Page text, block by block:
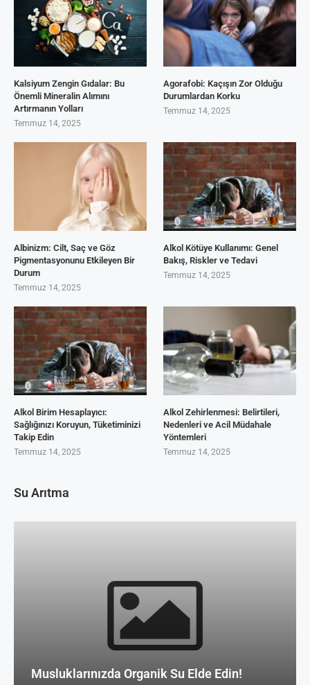
Kalsiyum Zengin Gıdalar: Bu
Önemli Mineralin Alımını
Artırmanın Yolları
Temmuz 14, 2025
Agorafobi: Kaçışın Zor Olduğu
Durumlardan Korku
Temmuz 14, 2025
Albinizm: Cilt, Saç ve Göz
Pigmentasyonunu Etkileyen Bir
Durum
Temmuz 14, 2025
Alkol Kötüye Kullanımı: Genel
Bakış, Riskler ve Tedavi
Temmuz 14, 2025
Alkol Birim Hesaplayıcı:
Sağlığınızı Koruyun, Tüketiminizi
Takip Edin
Temmuz 14, 2025
Alkol Zehirlenmesi: Belirtileri,
Nedenleri ve Acil Müdahale
Yöntemleri
Temmuz 14, 2025
Su Arıtma
Musluklarınızda Organik Su Elde Edin!